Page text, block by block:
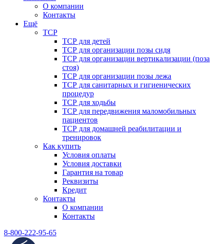
О компании
Контакты
Ещё
ТСР
ТСР для детей
ТСР для организации позы сидя
ТСР для организации вертикализации (поза
стоя)
ТСР для организации позы лежа
ТСР для санитарных и гигиенических
процедур
ТСР для ходьбы
ТСР для передвижения маломобильных
пациентов
ТСР для домашней реабилитации и
тренировок
Как купить
Условия оплаты
Условия доставки
Гарантия на товар
Реквизиты
Кредит
Контакты
О компании
Контакты
8-800-222-95-65